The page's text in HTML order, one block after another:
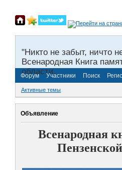
"Никто не забыт, ничто
Всенародная Книга
области.
Форум Участники Поиск
Активные темы
Объявление
Всенародная